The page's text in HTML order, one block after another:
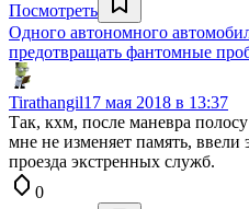
Посмотреть
Одного автономного
предотвращать фантомные
Tirathangil17 мая 2018 в 13:37
Так, кхм, после маневра
мне не изменяет память, ввели
проезда экстренных служб.
0